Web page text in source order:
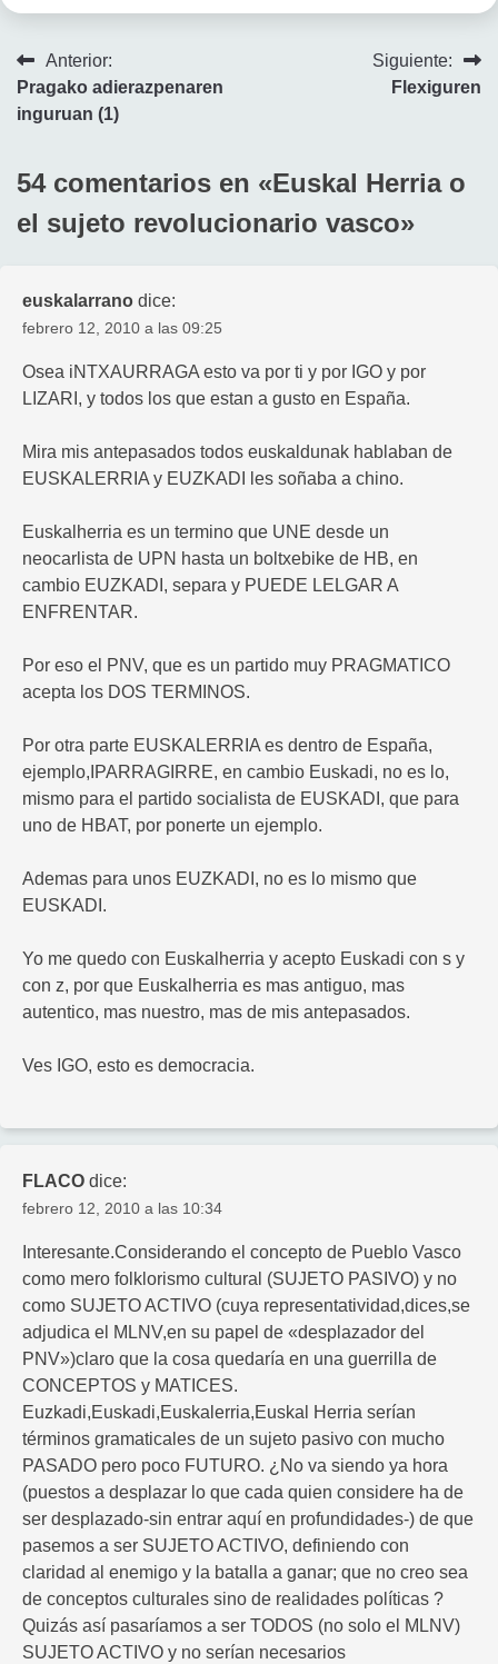
Navegación
de
Anterior:
Pragako adierazpenaren
inguruan (1)
Siguiente:
Flexiguren
54 comentarios en «Euskal Herria o
el sujeto revolucionario vasco»
euskalarrano dice:
febrero 12, 2010 a las 09:25
Osea iNTXAURRAGA esto va por ti y por IGO y por
LIZARI, y todos los que estan a gusto en España.
Mira mis antepasados todos euskaldunak hablaban de
EUSKALERRIA y EUZKADI les soñaba a chino.
Euskalherria es un termino que UNE desde un
neocarlista de UPN hasta un boltxebike de HB, en
cambio EUZKADI, separa y PUEDE LELGAR A
ENFRENTAR.
Por eso el PNV, que es un partido muy PRAGMATICO
acepta los DOS TERMINOS.
Por otra parte EUSKALERRIA es dentro de España,
ejemplo,IPARRAGIRRE, en cambio Euskadi, no es lo,
mismo para el partido socialista de EUSKADI, que para
uno de HBAT, por ponerte un ejemplo.
Ademas para unos EUZKADI, no es lo mismo que
EUSKADI.
Yo me quedo con Euskalherria y acepto Euskadi con s y
con z, por que Euskalherria es mas antiguo, mas
autentico, mas nuestro, mas de mis antepasados.
Ves IGO, esto es democracia.
FLACO dice:
febrero 12, 2010 a las 10:34
Interesante.Considerando el concepto de Pueblo Vasco
como mero folklorismo cultural (SUJETO PASIVO) y no
como SUJETO ACTIVO (cuya representatividad,dices,se
adjudica el MLNV,en su papel de «desplazador del
PNV»)claro que la cosa quedaría en una guerrilla de
CONCEPTOS y MATICES.
Euzkadi,Euskadi,Euskalerria,Euskal Herria serían
términos gramaticales de un sujeto pasivo con mucho
PASADO pero poco FUTURO. ¿No va siendo ya hora
(puestos a desplazar lo que cada quien considere ha de
ser desplazado-sin entrar aquí en profundidades-) de que
pasemos a ser SUJETO ACTIVO, definiendo con
claridad al enemigo y la batalla a ganar; que no creo sea
de conceptos culturales sino de realidades políticas ?
Quizás así pasaríamos a ser TODOS (no solo el MLNV)
SUJETO ACTIVO y no serían necesarios